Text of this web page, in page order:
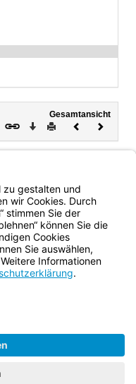
Gesamtansicht
Download
DruckenVorheriges
Jungk